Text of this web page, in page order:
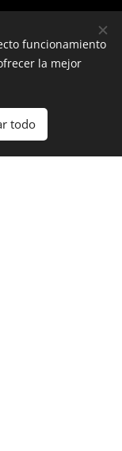
funcionamiento
la mejor
todo